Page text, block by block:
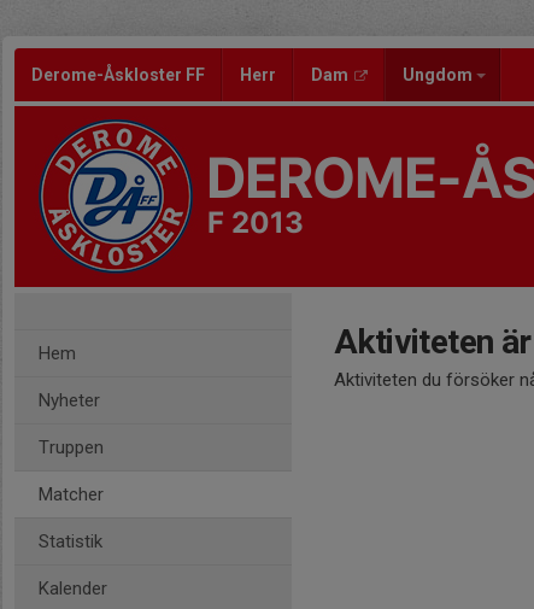
Derome-Åskloster FF Herr Dam Ungdom
DEROME-
F 2013
Hem
Nyheter
Truppen
Matcher
Statistik
Kalender
Aktiviteten
Aktiviteten du försöker